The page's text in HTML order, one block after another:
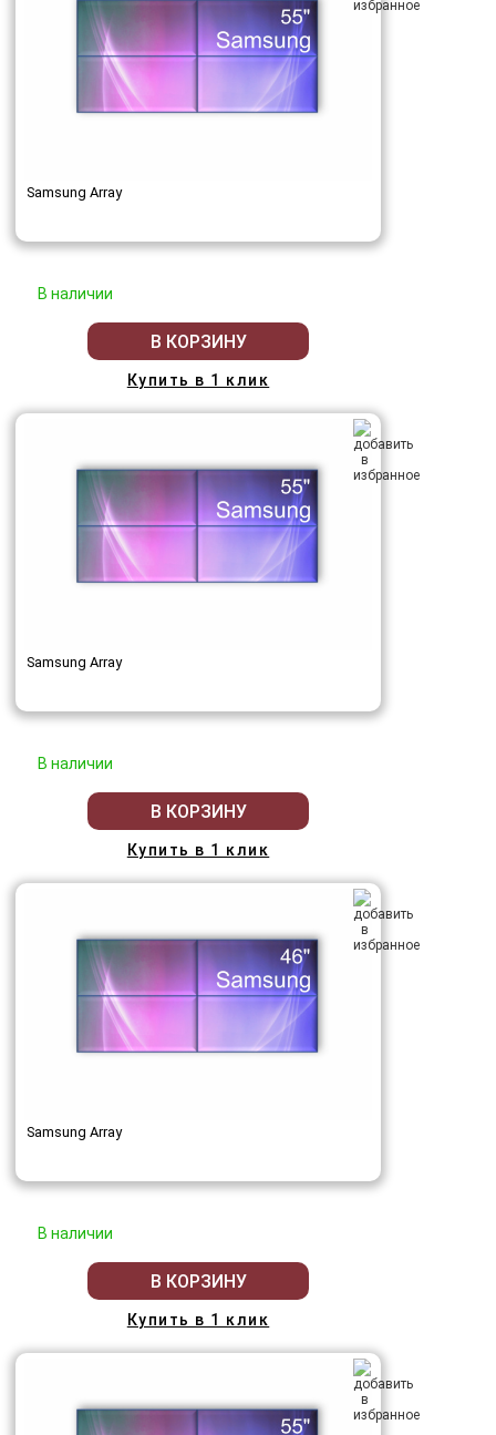
Samsung Array
В наличии
В КОРЗИНУ
Купить в 1 клик
Samsung Array
В наличии
В КОРЗИНУ
Купить в 1 клик
Samsung Array
В наличии
В КОРЗИНУ
Купить в 1 клик